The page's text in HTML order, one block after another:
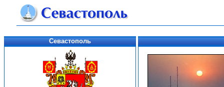
Севастополь